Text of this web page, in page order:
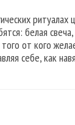
белая
от кого
себе, как